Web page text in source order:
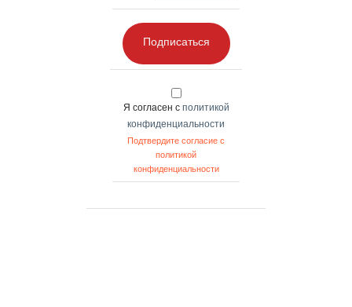
Подписаться
Я согласен с политикой
конфиденциальности
Подтвердите согласие с
политикой
конфиденциальности